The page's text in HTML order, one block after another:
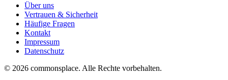
Über uns
Vertrauen & Sicherheit
Häufige Fragen
Kontakt
Impressum
Datenschutz
© 2026 commonsplace. Alle Rechte vorbehalten.